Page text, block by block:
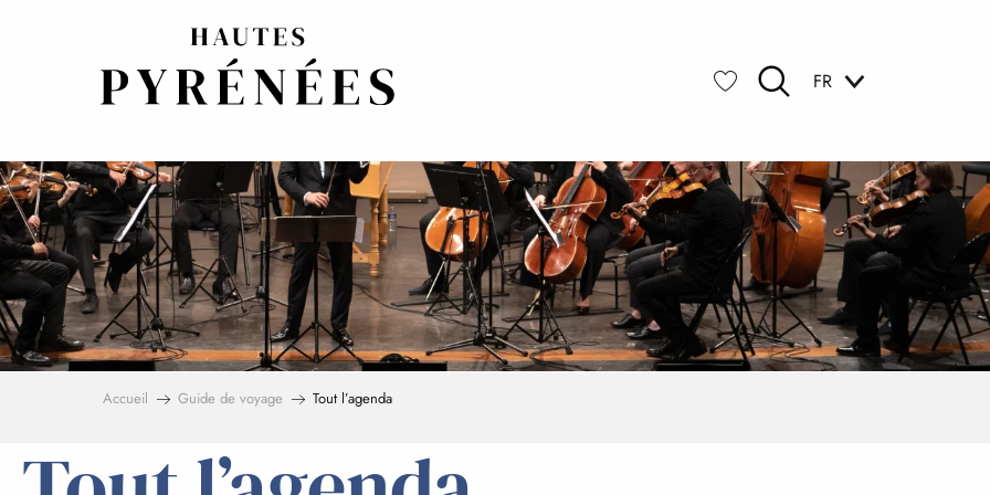
FR
Accueil Guide de voyage Tout l’agenda